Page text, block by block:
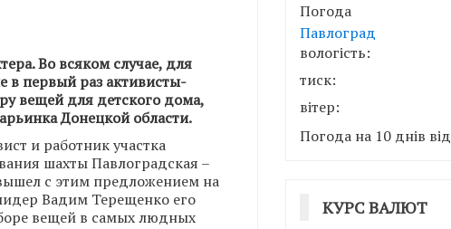
Во всяком случае, для
в первый раз активисты-
вещей для детского дома,
Донецкой области.
и работник участка
шахты Павлоградская –
с этим предложением на
Вадим Терещенко его
вещей в самых людных
Погода
Павлоград
вологість:
тиск:
вітер:
Погода на 10 днів від
КУРС ВАЛЮТ